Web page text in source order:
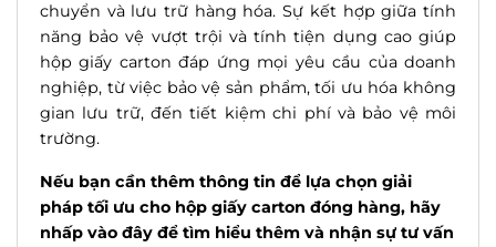
chuyển và lưu trữ hàng hóa. Sự kết hợp giữa tính
năng bảo vệ vượt trội và tính tiện dụng cao giúp
hộp giấy carton đáp ứng mọi yêu cầu của doanh
nghiệp, từ việc bảo vệ sản phẩm, tối ưu hóa không
gian lưu trữ, đến tiết kiệm chi phí và bảo vệ môi
trường.
Nếu bạn cần thêm thông tin để lựa chọn giải
pháp tối ưu cho hộp giấy carton đóng hàng, hãy
nhấp vào đây để tìm hiểu thêm và nhận sự tư vấn